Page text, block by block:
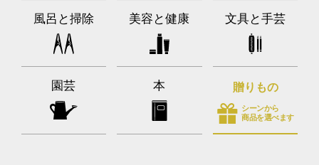
風呂と掃除 美容と健康 文具と手芸
園芸 本 贈りもの
シーンから
商品を選べます